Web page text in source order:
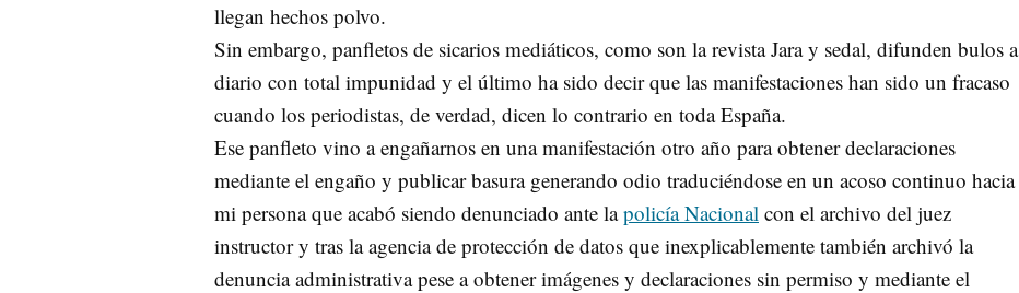
llegan hechos polvo.
Sin embargo, panfletos de sicarios mediáticos, como son la revista Jara y sedal, difunden bulos a
diario con total impunidad y el último ha sido decir que las manifestaciones han sido un fracaso
cuando los periodistas, de verdad, dicen lo contrario en toda España.
Ese panfleto vino a engañarnos en una manifestación otro año para obtener declaraciones
mediante el engaño y publicar basura generando odio traduciéndose en un acoso continuo hacia
mi persona que acabó siendo denunciado ante lapolicía Nacional con el archivo del juez
instructor y tras la agencia de protección de datos que inexplicablemente también archivó la
denuncia administrativa pese a obtener imágenes y declaraciones sin permiso y mediante el